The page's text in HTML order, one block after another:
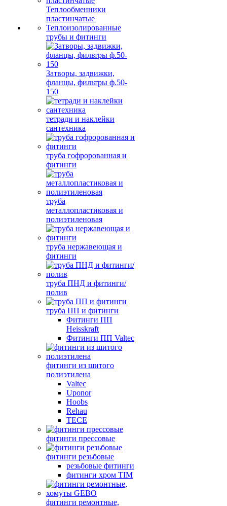
Теплообменники
пластинчатые
Теплоизолированные
трубы и фитинги
Затворы, задвижки,
фланцы, фильтры ф.50-
150
тетради и наклейки
сантехника
труба гофророванная и
фитинги
труба
металлопластиковая и
полиэтиленовая
труба нержавеющая и
фитинги
труба ПНД и фитинги/
полив
труба ПП и фитинги
Фитинги ПП
Heisskraft
Фитинги ПП Valtec
фитинги из шитого
полиэтилена
Valtec
Uponor
Hoobs
Rehau
TECE
фитинги прессовые
фитинги резьбовые
резьбовые фитинги
фитинги хром TIM
фитинги ремонтные,